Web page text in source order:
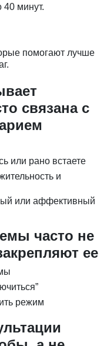
минут.
помогают лучше
связана с
или рано встаете
и
или аффективный
часто не
ее
режим